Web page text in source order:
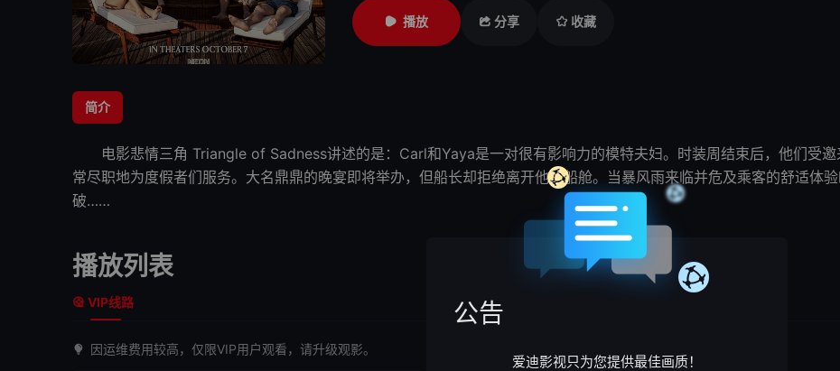
播放 分享 收藏
简介
电影悲情三角 Triangle of Sadness讲述的是：Carl和Yaya是一对很有影响力的模特夫妇。时装周结束后， 他们受
常尽职地为度假者们服务。大名鼎鼎的晚宴即将举办，但船长却拒绝离开他的船舱。当暴风雨来临并危及乘客的舒适体
破……
播放列表
VIP线路
因运维费用较高，仅限VIP用户观看，请升级观影。
公告
爱迪影视只为您提供最佳画质！